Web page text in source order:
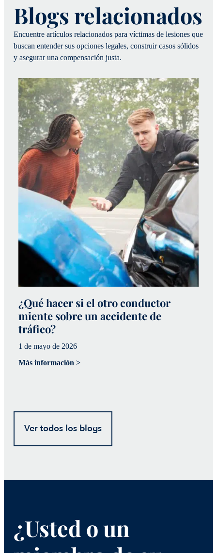
¿Qué hacer si el otro conductor
miente sobre un accidente de
tráfico?
1 de mayo de 2026
Más información >
Ver todos los blogs
Blogs relacionados
Encuentre artículos relacionados para víctimas de lesiones que
buscan entender sus opciones legales, construir casos sólidos
y asegurar una compensación justa.
¿Usted o un